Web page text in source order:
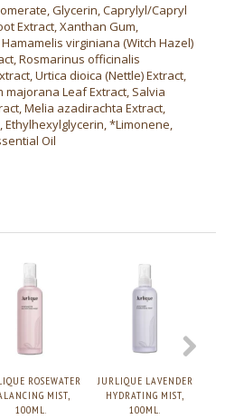
Glycerin, Caprylyl/Capryl
Extract, Xanthan Gum,
virginiana (Witch Hazel)
Rosmarinus officinalis
Urtica dioica (Nettle) Extract,
Leaf Extract, Salvia
Melia azadirachta Extract,
*Limonene,
Oil
ROSEWATER
MIST,
100ML.
JURLIQUE LAVENDER
HYDRATING MIST,
100ML.